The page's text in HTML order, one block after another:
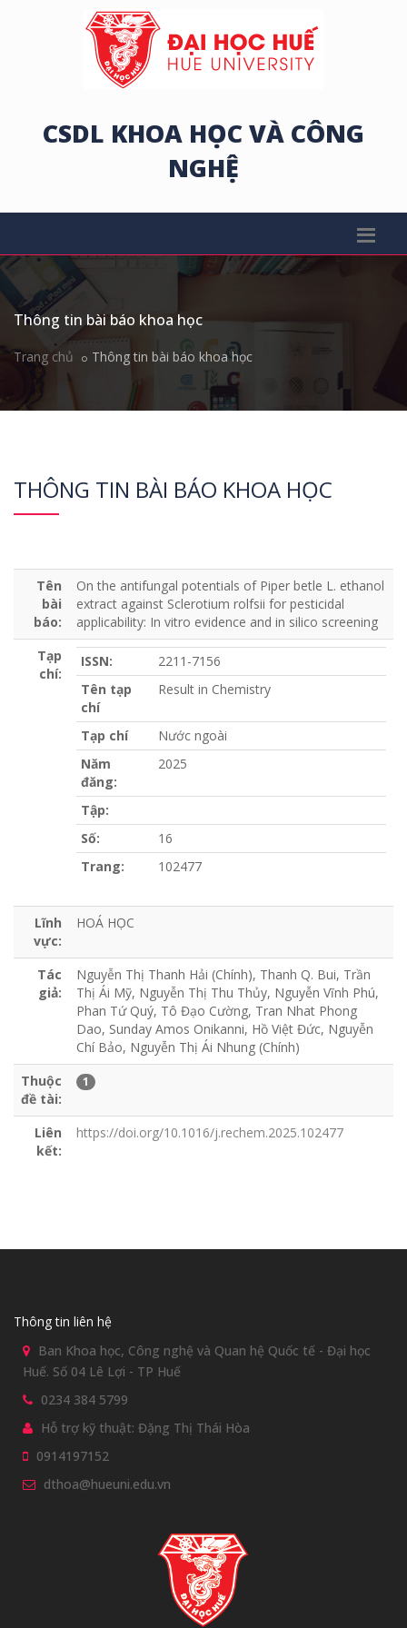
CSDL KHOA HỌC VÀ CÔNG
NGHỆ
Thông tin bài báo khoa học
Trang chủ Thông tin bài báo khoa học
THÔNG TIN BÀI BÁO KHOA HỌC
Tên
bài
báo:
On the antifungal potentials of Piper betle L. ethanol
extract against Sclerotium rolfsii for pesticidal
applicability: In vitro evidence and in silico screening
Tạp
chí:
ISSN:
2211-7156
Tên tạp
chí
Result in Chemistry
Tạp chí
Nước ngoài
Năm
đăng:
2025
Tập:
Số:
16
Trang:
102477
Lĩnh
vực:
HOÁ HỌC
Tác
giả:
Nguyễn Thị Thanh Hải (Chính), Thanh Q. Bui, Trần
Thị Ái Mỹ, Nguyễn Thị Thu Thủy, Nguyễn Vĩnh Phú,
Phan Tứ Quý, Tô Đạo Cường, Tran Nhat Phong
Dao, Sunday Amos Onikanni, Hồ Việt Đức, Nguyễn
Chí Bảo, Nguyễn Thị Ái Nhung (Chính)
Thuộc
đề tài:
1
Liên
kết:
https://doi.org/10.1016/j.rechem.2025.102477
Thông tin liên hệ
Ban Khoa học, Công nghệ và Quan hệ Quốc tế - Đại học
Huế. Số 04 Lê Lợi - TP Huế
0234 384 5799
Hỗ trợ kỹ thuật: Đặng Thị Thái Hòa
0914197152
dthoa@hueuni.edu.vn